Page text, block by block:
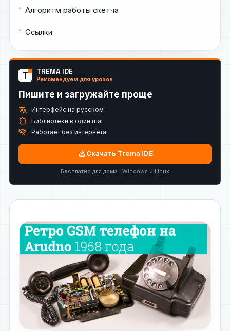
Алгоритм работы скетча
Ссылки
T TREMA IDE
Рекомендуем для уроков
Пишите и загружайте проще
translate Интерфейс на русском
extension Библиотеки в один шаг
wifi_off Работает без интернета
downloadСкачать Trema IDE
Бесплатно для дома · Windows и Linux